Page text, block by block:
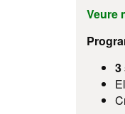
Veure
3